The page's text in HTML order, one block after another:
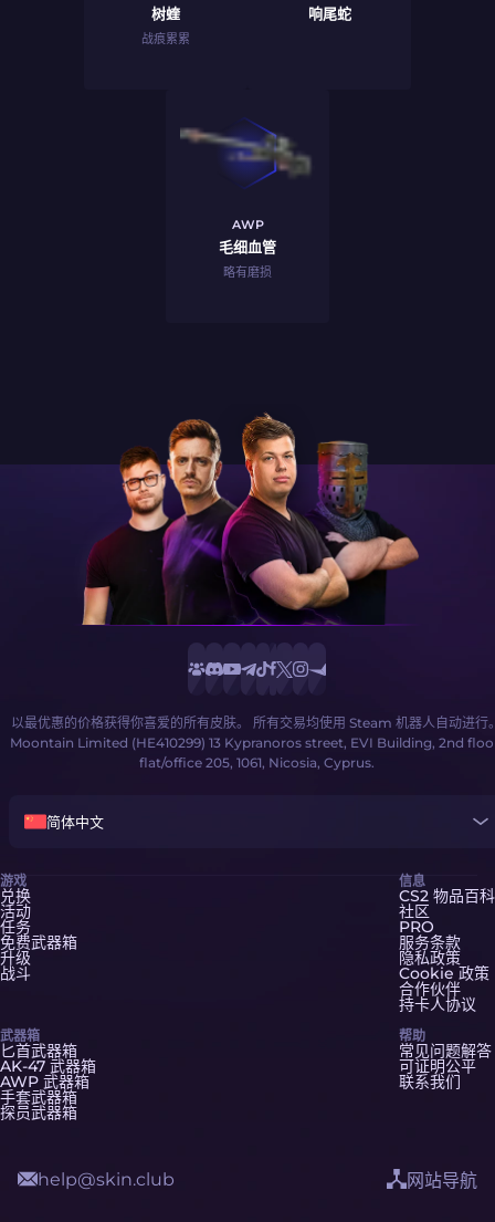
树蝰
战痕累累
响尾蛇
AWP
毛细血管
略有磨损
以最优惠的价格获得你喜爱的所有皮肤。 所有交易均使用 Steam 机器人自动进行
Moontain Limited (HE410299) 13 Kypranoros street, EVI Building, 2nd
flat/office 205, 1061, Nicosia, Cyprus.
简体中文
游戏
兑换
活动
任务
免费武器箱
升级
战斗
武器箱
匕首武器箱
AK-47 武器箱
AWP 武器箱
手套武器箱
探员武器箱
信息
CS2 物品百科
社区
PRO
服务条款
隐私政策
Cookie 政策
合作伙伴
持卡人协议
帮助
常见问题解答
可证明公平
联系我们
help@skin.club 网站导航